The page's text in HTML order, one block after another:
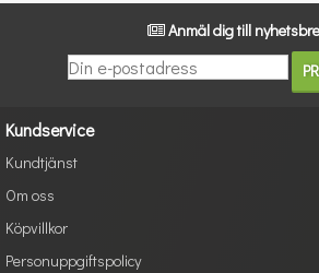
Anmäl dig till
Kundservice
Kundtjänst
Om oss
Köpvillkor
Personuppgiftspolicy